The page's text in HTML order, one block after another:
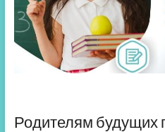
Родителям будущих